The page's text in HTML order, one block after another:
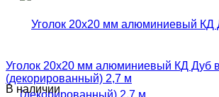
Уголок 20х20 мм алюминиевый КД Дуб
(декорированный) 2,7 м
В наличии